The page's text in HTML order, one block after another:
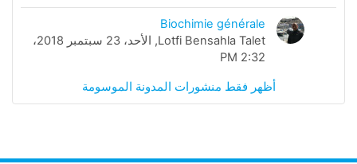
Biochimie générale
Lotfi Bensahla Talet, الأحد، 23 سبتمبر 2018،
2:32 PM
أظهر فقط منشورات المدونة الموسومة